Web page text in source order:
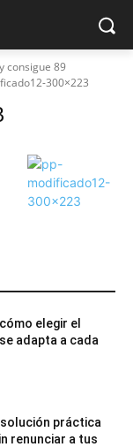
consigue 89
300×223
elegir el
adapta a cada
práctica
renunciar a tus